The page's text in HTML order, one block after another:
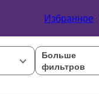
Избранное
Больше
фильтров